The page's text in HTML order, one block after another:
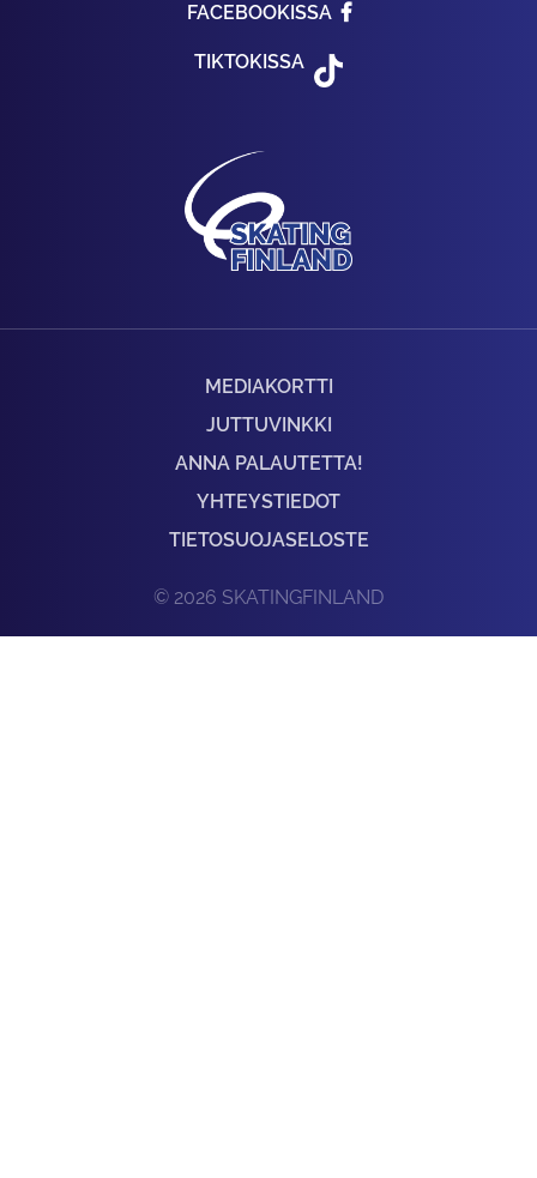
FACEBOOKISSA
TIKTOKISSA
MEDIAKORTTI
JUTTUVINKKI
ANNA PALAUTETTA!
YHTEYSTIEDOT
TIETOSUOJASELOSTE
© 2026 SKATINGFINLAND